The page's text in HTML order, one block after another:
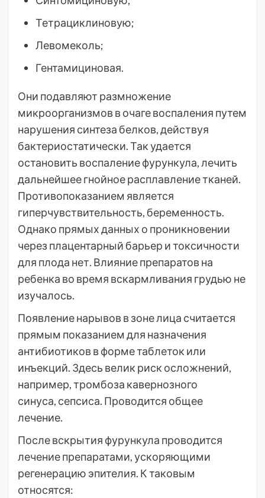
Тетрациклиновую;
Левомеколь;
Гентамициновая.
Они подавляют размножение
микроорганизмов в очаге воспаления путем
нарушения синтеза белков, действуя
бактериостатически. Так удается
остановить воспаление фурункула, лечить
дальнейшее гнойное расплавление тканей.
Противопоказанием является
гиперчувствительность, беременность.
Однако прямых данных о проникновении
через плацентарный барьер и токсичности
для плода нет. Влияние препаратов на
ребенка во время вскармливания грудью не
изучалось.
Появление нарывов в зоне лица считается
прямым показанием для назначения
антибиотиков в форме таблеток или
инъекций. Здесь велик риск осложнений,
например, тромбоза кавернозного
синуса, сепсиса. Проводится общее
лечение.
После вскрытия фурункула проводится
лечение препаратами, ускоряющими
регенерацию эпителия. К таковым
относятся: